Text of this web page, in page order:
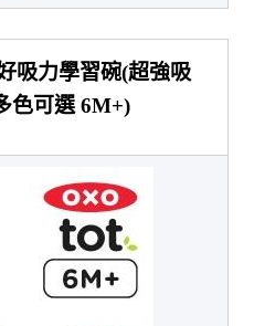
吸力學習碗(超強吸
色可選 6M+)